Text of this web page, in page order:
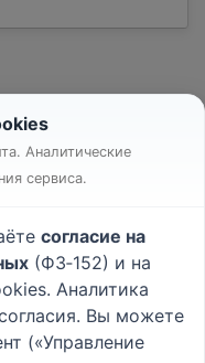
проекте
Аналитические
сервиса.
согласие на
(ФЗ‑152) и на
Аналитика
Вы можете
(«Управление